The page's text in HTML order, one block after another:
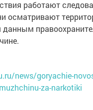
работают
осматривают
news/goryachie-
za-narkotiki